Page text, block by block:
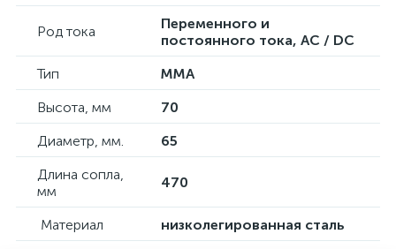
Род тока
Переменного и
постоянного тока, AC / DC
Тип
ММА
Высота, мм
70
Диаметр, мм.
65
Длина сопла,
мм
470
Материал низколегированная сталь